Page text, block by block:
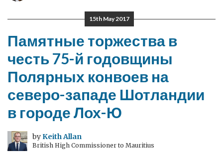
15th May 2017
Памятные торжества в
честь 75-й годовщины
Полярных конвоев на
северо-западе Шотландии
в городе Лох-Ю
byKeith Allan
British High Commissioner to Mauritius